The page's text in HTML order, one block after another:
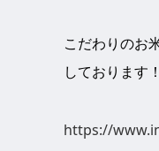
こだわりのお
しております
https://